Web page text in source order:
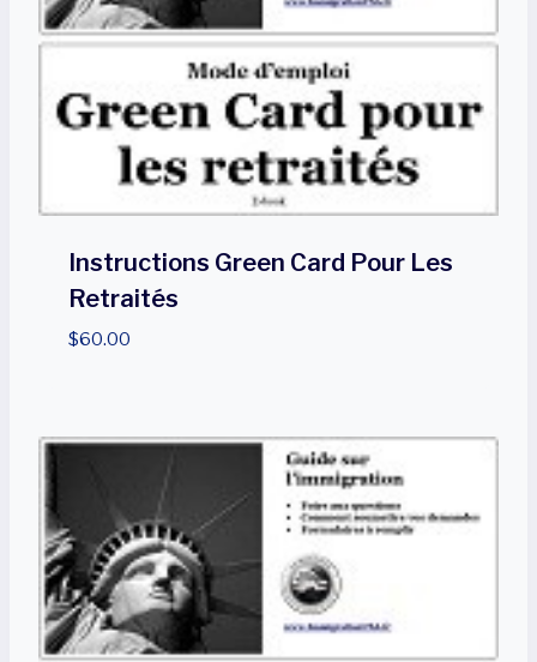
Instructions Green Card Pour Les
Retraités
$60.00